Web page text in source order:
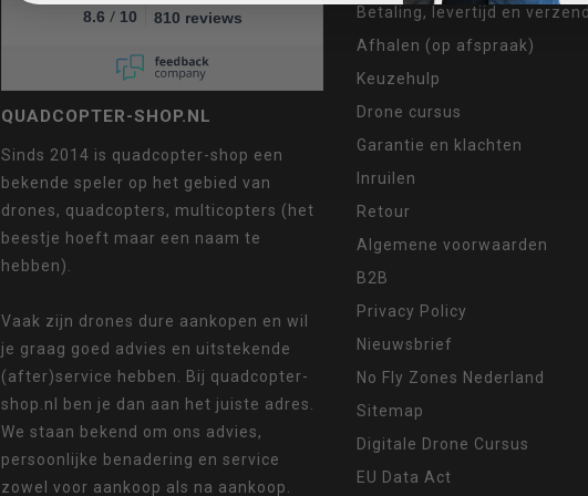
8.6 / 10 810 reviews
QUADCOPTER-SHOP.NL
Sinds 2014 is quadcopter-shop een
bekende speler op het gebied van
drones, quadcopters, multicopters (het
beestje hoeft maar een naam te
hebben).
Vaak zijn drones dure aankopen en wil
je graag goed advies en uitstekende
(after)service hebben. Bij quadcopter-
shop.nl ben je dan aan het juiste adres.
We staan bekend om ons advies,
persoonlijke benadering en service
zowel voor aankoop als na aankoop.
Betaling, levertijd en
Afhalen (op afspraak)
Keuzehulp
Drone cursus
Garantie en klachten
Inruilen
Retour
Algemene voorwaarden
B2B
Privacy Policy
Nieuwsbrief
No Fly Zones Nederland
Sitemap
Digitale Drone Cursus
EU Data Act